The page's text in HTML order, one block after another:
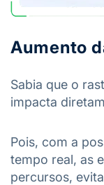
Aumento
Sabia que o
impacta
Pois, com a
tempo real, as
percursos,